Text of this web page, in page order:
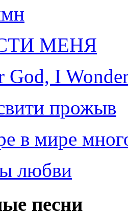
МЕНЯ
God, I
прожыв
в мире
любви
песни